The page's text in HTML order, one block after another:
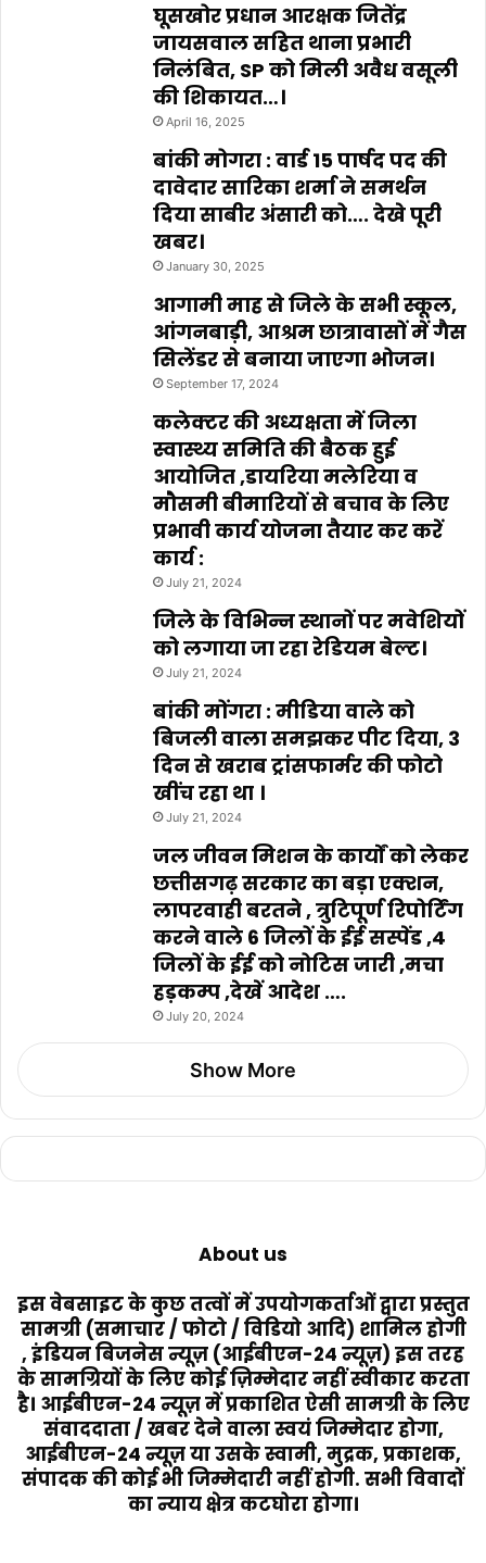
घूसखोर प्रधान आरक्षक जितेंद्र
जायसवाल सहित थाना प्रभारी
निलंबित, SP को मिली अवैध वसूली
की शिकायत…।
April 16, 2025
बांकी मोगरा : वार्ड 15 पार्षद पद की
दावेदार सारिका शर्मा ने समर्थन
दिया साबीर अंसारी को…. देखे पूरी
खबर।
January 30, 2025
आगामी माह से जिले के सभी स्कूल,
आंगनबाड़ी, आश्रम छात्रावासों में गैस
सिलेंडर से बनाया जाएगा भोजन।
September 17, 2024
कलेक्टर की अध्यक्षता में जिला
स्वास्थ्य समिति की बैठक हुई
आयोजित ,डायरिया मलेरिया व
मौसमी बीमारियों से बचाव के लिए
प्रभावी कार्य योजना तैयार कर करें
कार्य :
July 21, 2024
जिले के विभिन्न स्थानों पर मवेशियों
को लगाया जा रहा रेडियम बेल्ट।
July 21, 2024
बांकी मोंगरा : मीडिया वाले को
बिजली वाला समझकर पीट दिया, 3
दिन से खराब ट्रांसफार्मर की फोटो
खींच रहा था ।
July 21, 2024
जल जीवन मिशन के कार्यों को लेकर
छत्तीसगढ़ सरकार का बड़ा एक्शन,
लापरवाही बरतने , त्रुटिपूर्ण रिपोर्टिंग
करने वाले 6 जिलों के ईई सस्पेंड ,4
जिलों के ईई को नोटिस जारी ,मचा
हड़कम्प ,देखें आदेश ….
July 20, 2024
Show More
About us
इस वेबसाइट के कुछ तत्वों में उपयोगकर्ताओं द्वारा प्रस्तुत
सामग्री (समाचार / फोटो / विडियो आदि) शामिल होगी
, इंडियन बिजनेस न्यूज़ (आईबीएन-24 न्यूज़) इस तरह
के सामग्रियों के लिए कोई ज़िम्मेदार नहीं स्वीकार करता
है। आईबीएन-24 न्यूज़ में प्रकाशित ऐसी सामग्री के लिए
संवाददाता / खबर देने वाला स्वयं जिम्मेदार होगा,
आईबीएन-24 न्यूज़ या उसके स्वामी, मुद्रक, प्रकाशक,
संपादक की कोई भी जिम्मेदारी नहीं होगी. सभी विवादों
का न्याय क्षेत्र कटघोरा होगा।